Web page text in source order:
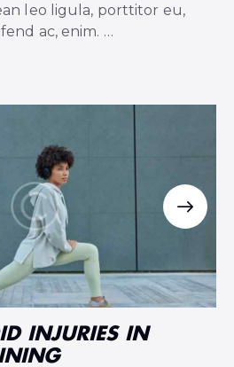
leo ligula, porttitor eu,
ac, enim. …
INJURIES IN